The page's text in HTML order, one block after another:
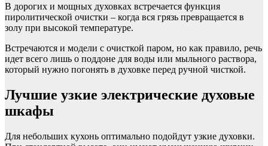
В дорогих и мощных духовках встречается функция
пиролитической очистки – когда вся грязь превращается в
золу при высокой температуре.
Встречаются и модели с очисткой паром, но как правило, речь
идет всего лишь о поддоне для воды или мыльного раствора,
который нужно погонять в духовке перед ручной чисткой.
Лучшие узкие электрические духовые
шкафы
Для небольших кухонь оптимально подойдут узкие духовки.